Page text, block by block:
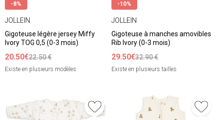
-8%
JOLLEIN
Gigoteuse légère jersey Miffy
Ivory TOG 0,5 (0-3 mois)
20.50€22.50 €
Existe en plusieurs modèles
-10%
JOLLEIN
Gigoteuse à manches amovibles
Rib Ivory (0-3 mois)
29.50€32.90 €
Existe en plusieurs tailles